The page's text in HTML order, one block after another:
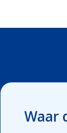
Waar